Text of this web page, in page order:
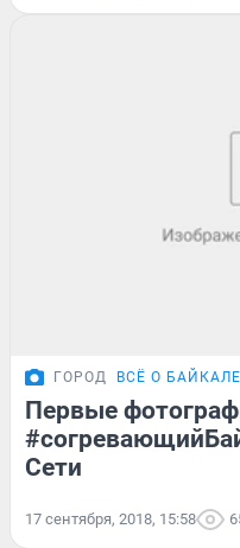
ГОРОД ВСЁ О БАЙКАЛЕ
Первые
Сети
17 сентября, 2018, 15:58